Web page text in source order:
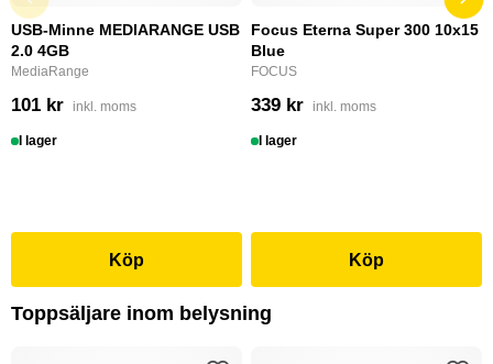
USB-Minne MEDIARANGE USB
2.0 4GB
MediaRange
101 kr inkl. moms
I lager
Köp
Focus Eterna Super 300 10x15
Blue
FOCUS
339 kr inkl. moms
I lager
Köp
Toppsäljare inom belysning